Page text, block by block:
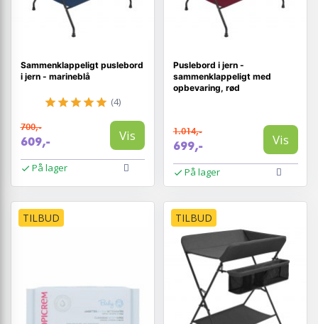
Sammenklappeligt puslebord
i jern - marineblå
(4)
700,-
609,- Vis
På lager
Puslebord i jern -
sammenklappeligt med
opbevaring, rød
1.014,-
699,- Vis
På lager
TILBUD TILBUD